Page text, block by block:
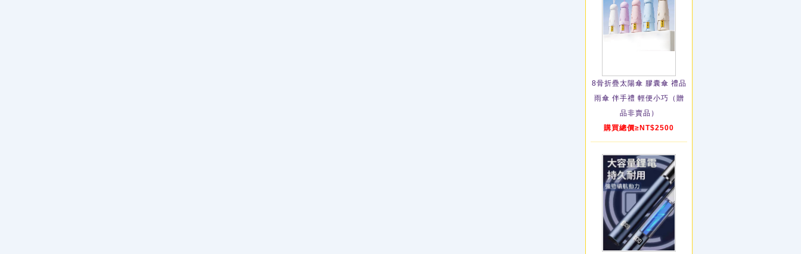
8骨折疊太陽傘 膠囊傘 禮品
雨傘 伴手禮 輕便小巧（贈
品非賣品）
購買總價≥NT$2500